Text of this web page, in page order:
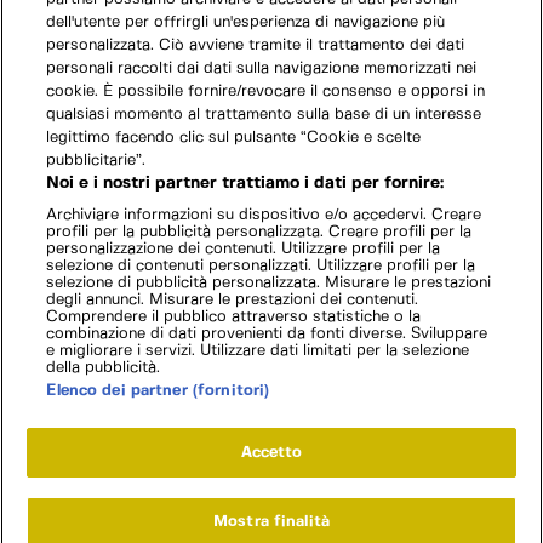
dell'utente per offrirgli un'esperienza di navigazione più
personalizzata. Ciò avviene tramite il trattamento dei dati
personali raccolti dai dati sulla navigazione memorizzati nei
cookie. È possibile fornire/revocare il consenso e opporsi in
qualsiasi momento al trattamento sulla base di un interesse
legittimo facendo clic sul pulsante “Cookie e scelte
pubblicitarie”.
Noi e i nostri partner trattiamo i dati per fornire:
Archiviare informazioni su dispositivo e/o accedervi. Creare
profili per la pubblicità personalizzata. Creare profili per la
personalizzazione dei contenuti. Utilizzare profili per la
selezione di contenuti personalizzati. Utilizzare profili per la
selezione di pubblicità personalizzata. Misurare le prestazioni
degli annunci. Misurare le prestazioni dei contenuti.
Comprendere il pubblico attraverso statistiche o la
combinazione di dati provenienti da fonti diverse. Sviluppare
e migliorare i servizi. Utilizzare dati limitati per la selezione
della pubblicità.
Elenco dei partner (fornitori)
Accetto
Mostra finalità